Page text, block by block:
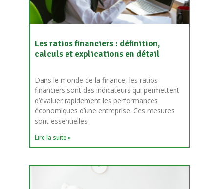
Les ratios financiers : définition,
calculs et explications en détail
Dans le monde de la finance, les ratios
financiers sont des indicateurs qui permettent
d’évaluer rapidement les performances
économiques d’une entreprise. Ces mesures
sont essentielles
Lire la suite »